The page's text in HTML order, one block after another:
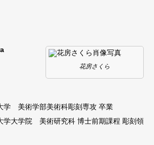
花房さくら
学 美術学部美術科彫刻専攻 卒業
学大学院 美術研究科 博士前期課程 彫刻領